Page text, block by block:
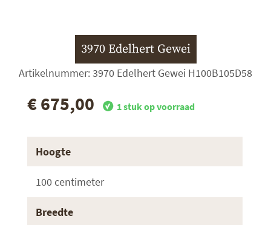
3970 Edelhert Gewei
Artikelnummer: 3970 Edelhert Gewei H100B105D58
€ 675,00 1 stuk op voorraad
Hoogte
100 centimeter
Breedte